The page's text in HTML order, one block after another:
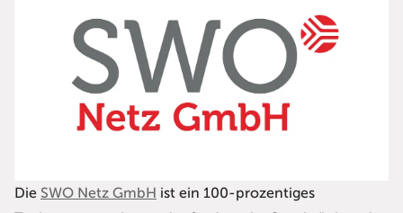
Die SWO Netz GmbH ist ein 100-prozentiges